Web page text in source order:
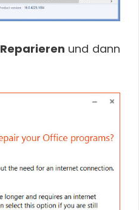
Reparieren und dann